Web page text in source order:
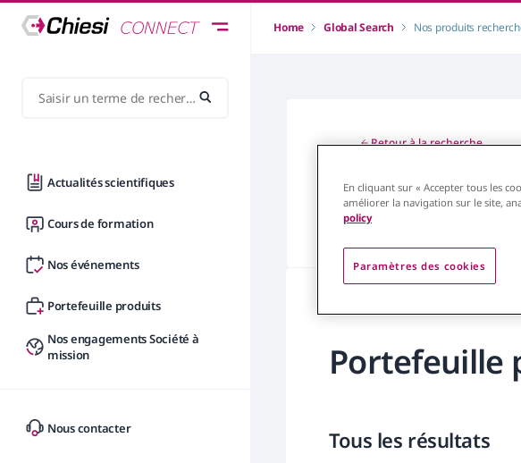
Actualités scientifiques
Cours de formation
Nos événements
Portefeuille produits
Nos engagements Société à
mission
Nous contacter
Home Global Search Nos produits
Retour à la recherche
Résultats
Portefeuille
Tous les résultats
En cliquant sur « Accepter tous les
améliorer la navigation sur le site,
policy
Paramètres des cookies